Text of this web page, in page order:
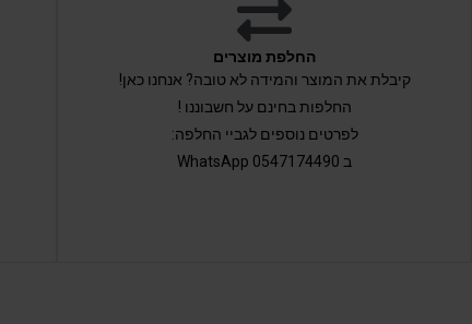
החלפת מוצרים
קיבלת את המוצר והמידה לא טובה? אנחנו כאן!
החלפות בחינם על חשבוננו !
לפרטים נוספים לגביי החלפה:
ב 0547174490 WhatsApp